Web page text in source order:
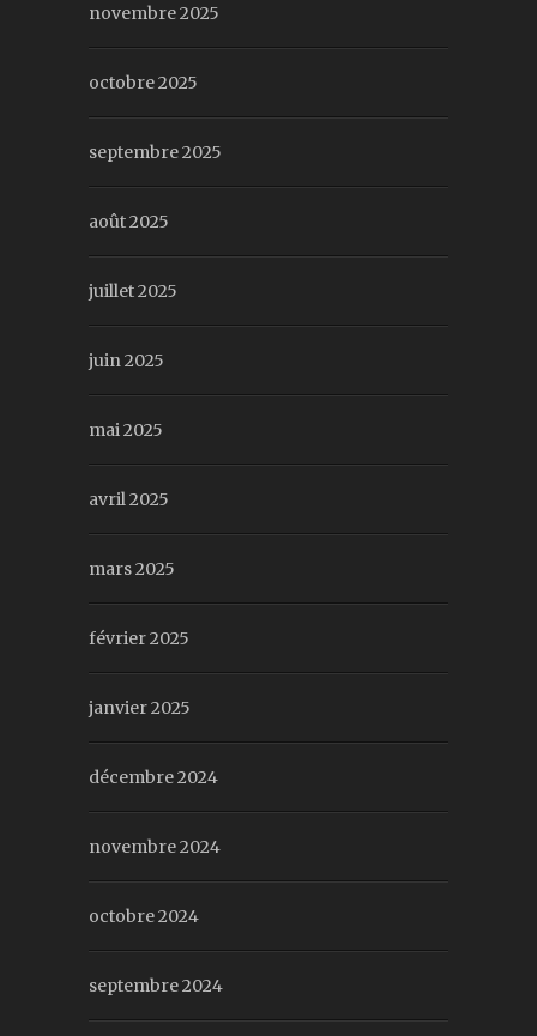
novembre 2025
octobre 2025
septembre 2025
août 2025
juillet 2025
juin 2025
mai 2025
avril 2025
mars 2025
février 2025
janvier 2025
décembre 2024
novembre 2024
octobre 2024
septembre 2024